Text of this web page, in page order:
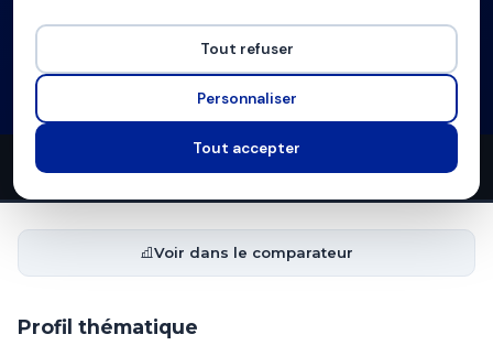
Liste d'union à droite
12propositions5thèmes couverts5candidats en lice
Voir dans le comparateur
Profil thématique
Tout refuser
Personnaliser
Tout accepter